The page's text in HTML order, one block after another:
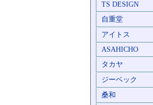
TS DESIGN
自重堂
アイトス
ASAHICHO
タカヤ
ジーベック
桑和